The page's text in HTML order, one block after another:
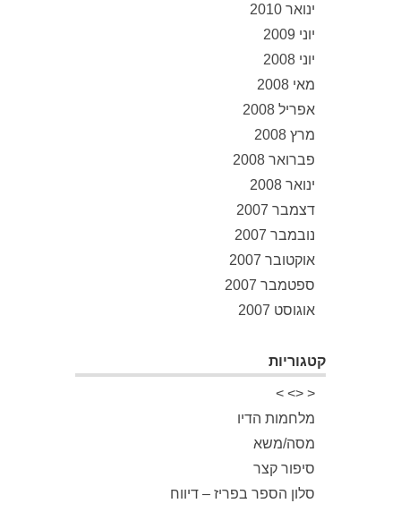
ינואר 2010
יוני 2009
יוני 2008
מאי 2008
אפריל 2008
מרץ 2008
פברואר 2008
ינואר 2008
דצמבר 2007
נובמבר 2007
אוקטובר 2007
ספטמבר 2007
אוגוסט 2007
קטגוריות
< <> >
מלחמות הדיו
מסה/משא
סיפור קצר
סלון הספר בפריז – דיווח